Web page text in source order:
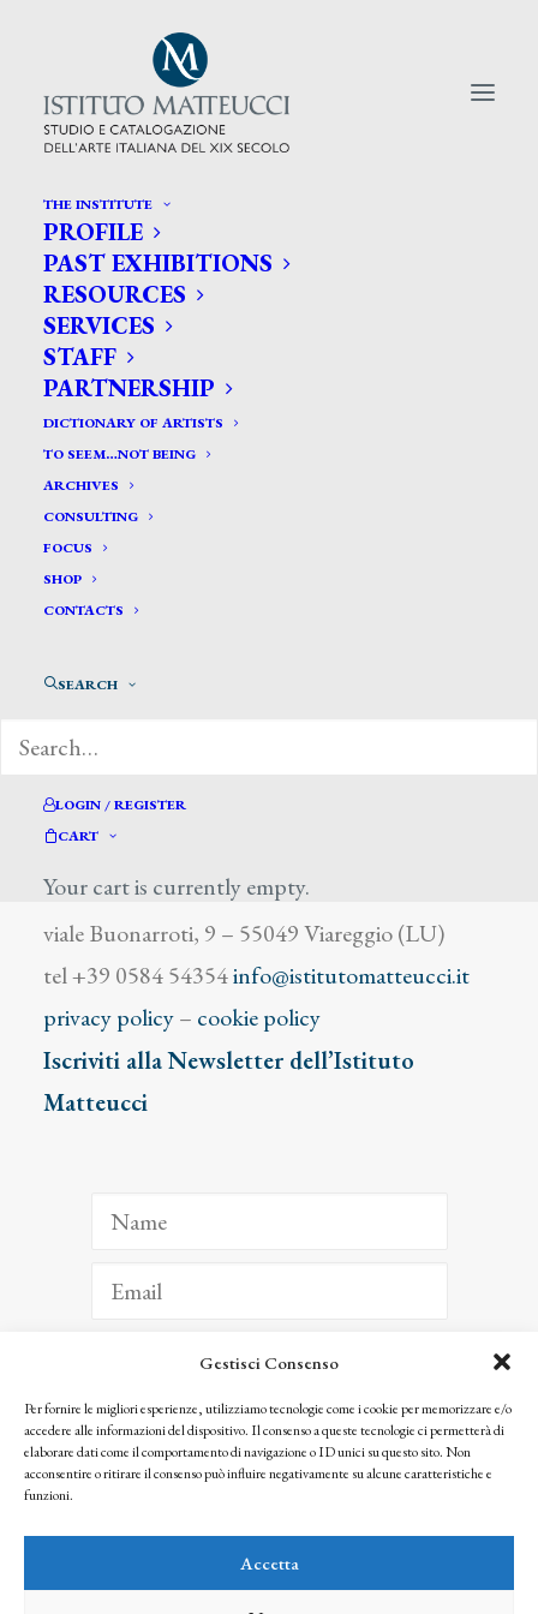
Gestisci Consenso
Per fornire le migliori esperienze, utilizziamo tecnologie come i cookie per memorizzare e/o
accedere alle informazioni del dispositivo. Il consenso a queste tecnologie ci permetterà di
elaborare dati come il comportamento di navigazione o ID unici su questo sito. Non
acconsentire o ritirare il consenso può influire negativamente su alcune caratteristiche e
funzioni.
Accetta
THE INSTITUTE
PROFILE
PAST EXHIBITIONS
RESOURCES
SERVICES
STAFF
PARTNERSHIP
DICTIONARY OF ARTISTS
TO SEEM…NOT BEING
ARCHIVES
CONSULTING
FOCUS
SHOP
CONTACTS
SEARCH
LOGIN / REGISTER
CART
Your cart is currently empty.
CERCA TRA GLI ARTISTI:
Search
for:
Rossi Emilio
Istituto Matteucci
viale Buonarroti, 9 – 55049 Viareggio (LU)
tel +39 0584 54354info@istitutomatteucci.it
privacy policy– cookie policy
Iscriviti alla Newsletter dell’Istituto
Matteucci
ISCRIVITI
Facendo clic per iscriverti, riconosci che le tue informazioni saranno trattate
seguendo la nostra Privacy Policy
© 2025 Istituto Matteucci. All right reserved
l’autorizzazione scritta dei proprietari dei diritti e dell’Istituto Matteucci